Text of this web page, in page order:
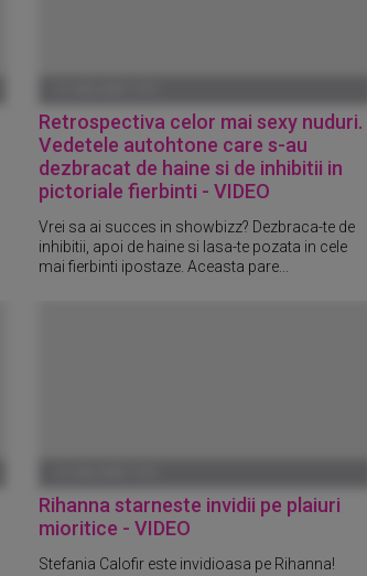
Retrospectiva celor mai sexy nuduri.
Vedetele autohtone care s-au
dezbracat de haine si de inhibitii in
pictoriale fierbinti - VIDEO
Vrei sa ai succes in showbizz? Dezbraca-te de
inhibitii, apoi de haine si lasa-te pozata in cele
mai fierbinti ipostaze. Aceasta pare...
Rihanna starneste invidii pe plaiuri
mioritice - VIDEO
Stefania Calofir este invidioasa pe Rihanna!